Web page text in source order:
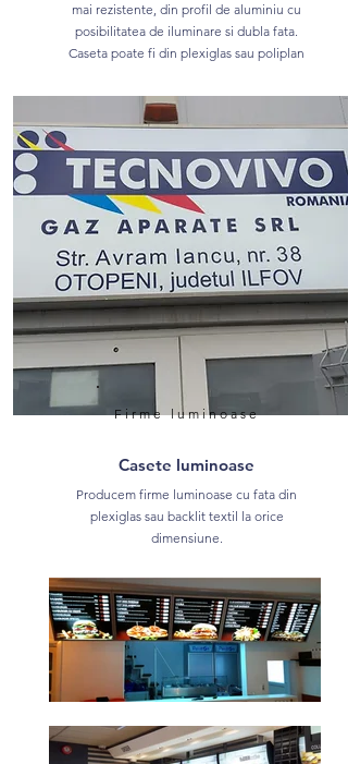
mai rezistente, din profil de aluminiu cu
posibilitatea de iluminare si dubla fata.
Caseta poate fi din plexiglas sau poliplan
Firme luminoase
Casete luminoase
Producem firme luminoase cu fata din
plexiglas sau backlit textil la orice
dimensiune.